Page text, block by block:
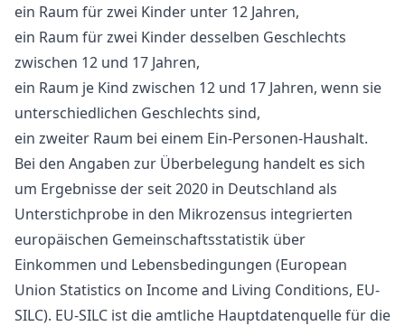
ein Raum für zwei Kinder unter 12 Jahren,
ein Raum für zwei Kinder desselben Geschlechts
zwischen 12 und 17 Jahren,
ein Raum je Kind zwischen 12 und 17 Jahren, wenn sie
unterschiedlichen Geschlechts sind,
ein zweiter Raum bei einem Ein-Personen-Haushalt.
Bei den Angaben zur Überbelegung handelt es sich
um Ergebnisse der seit 2020 in Deutschland als
Unterstichprobe in den Mikrozensus integrierten
europäischen Gemeinschaftsstatistik über
Einkommen und Lebensbedingungen (European
Union Statistics on Income and Living Conditions, EU-
SILC). EU-SILC ist die amtliche Hauptdatenquelle für die